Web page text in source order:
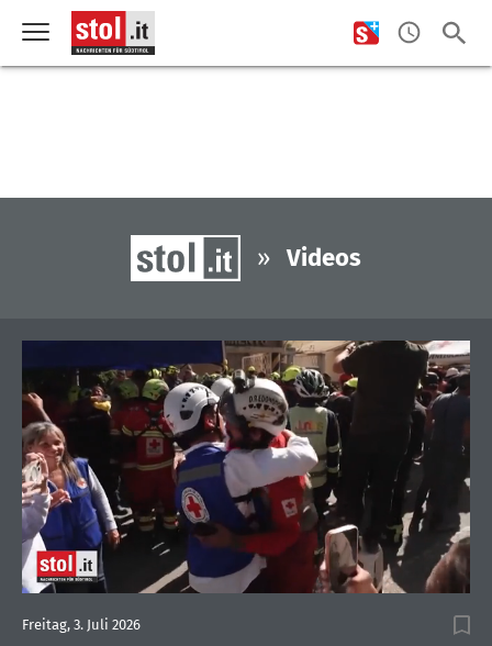
» Videos
seconds
of
Freitag, 3. Juli 2026